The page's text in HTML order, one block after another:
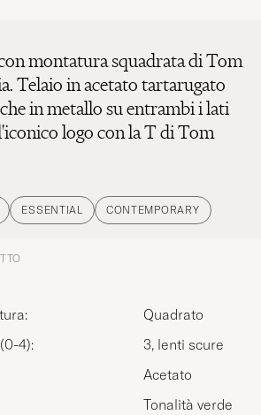
montatura squadrata di Tom
Telaio in acetato tartarugato
in metallo su entrambi i lati
logo con la T di Tom
ESSENTIAL CONTEMPORARY
Quadrato
4):
3, lenti scure
Acetato
Tonalità verde